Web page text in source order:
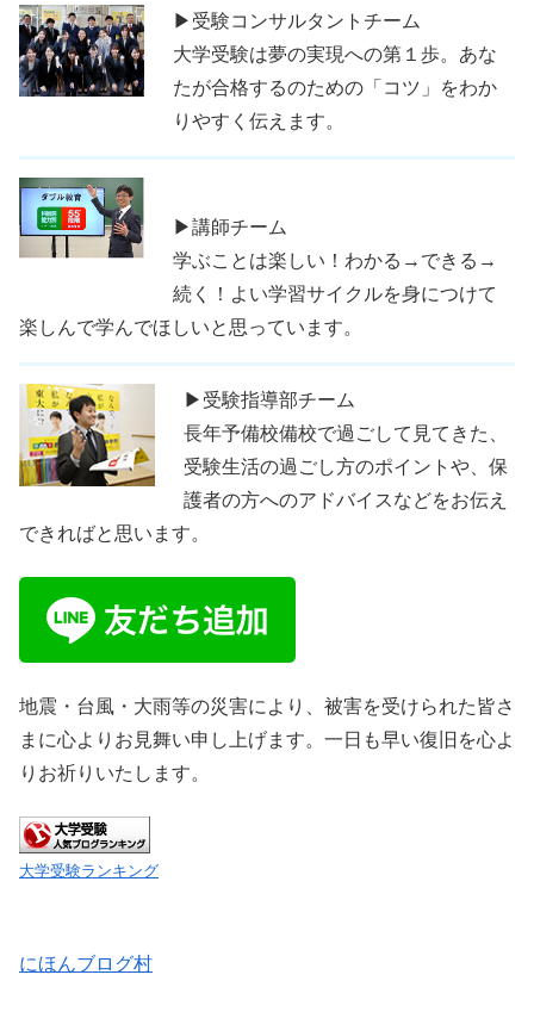
▶受験コンサルタントチーム
大学受験は夢の実現への第１歩。あな
たが合格するのための「コツ」をわか
りやすく伝えます。
▶講師チーム
学ぶことは楽しい！わかる→できる→
続く！よい学習サイクルを身につけて
楽しんで学んでほしいと思っています。
▶受験指導部チーム
長年予備校備校で過ごして見てきた、
受験生活の過ごし方のポイントや、保
護者の方へのアドバイスなどをお伝え
できればと思います。
地震・台風・大雨等の災害により、被害を受けられた皆さ
まに心よりお見舞い申し上げます。一日も早い復旧を心よ
りお祈りいたします。
大学受験ランキング
にほんブログ村